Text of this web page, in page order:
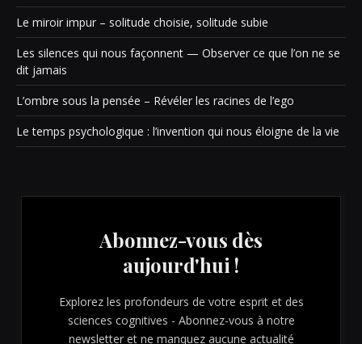
Le miroir impur – solitude choisie, solitude subie
Les silences qui nous façonnent — Observer ce que l’on ne se
dit jamais
L’ombre sous la pensée – Révéler les racines de l’ego
Le temps psychologique : l’invention qui nous éloigne de la vie
Abonnez-vous dès
aujourd'hui !
Explorez les profondeurs de votre esprit et des
sciences cognitives - Abonnez-vous à notre
newsletter et ne manquez aucune actualité